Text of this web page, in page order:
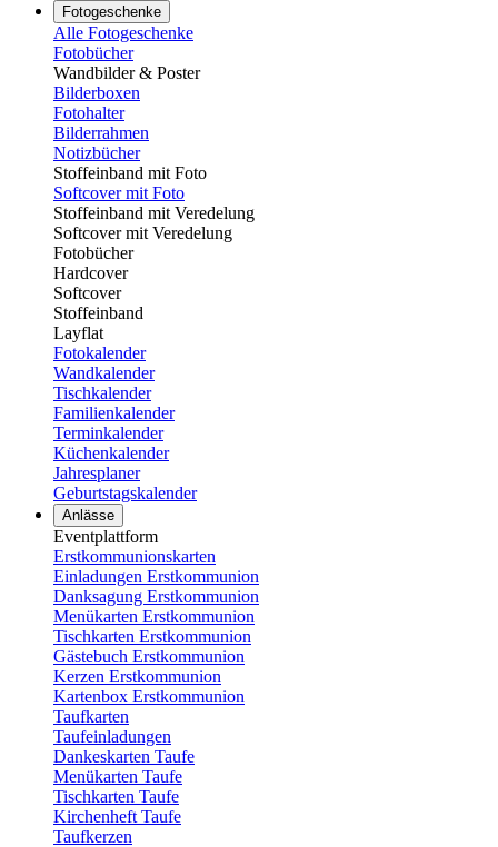
Fotogeschenke
Alle Fotogeschenke
Fotobücher
Wandbilder & Poster
Bilderboxen
Fotohalter
Bilderrahmen
Notizbücher
Stoffeinband mit Foto
Softcover mit Foto
Stoffeinband mit Veredelung
Softcover mit Veredelung
Fotobücher
Hardcover
Softcover
Stoffeinband
Layflat
Fotokalender
Wandkalender
Tischkalender
Familienkalender
Terminkalender
Küchenkalender
Jahresplaner
Geburtstagskalender
Anlässe
Eventplattform
Erstkommunionskarten
Einladungen Erstkommunion
Danksagung Erstkommunion
Menükarten Erstkommunion
Tischkarten Erstkommunion
Gästebuch Erstkommunion
Kerzen Erstkommunion
Kartenbox Erstkommunion
Taufkarten
Taufeinladungen
Dankeskarten Taufe
Menükarten Taufe
Tischkarten Taufe
Kirchenheft Taufe
Taufkerzen